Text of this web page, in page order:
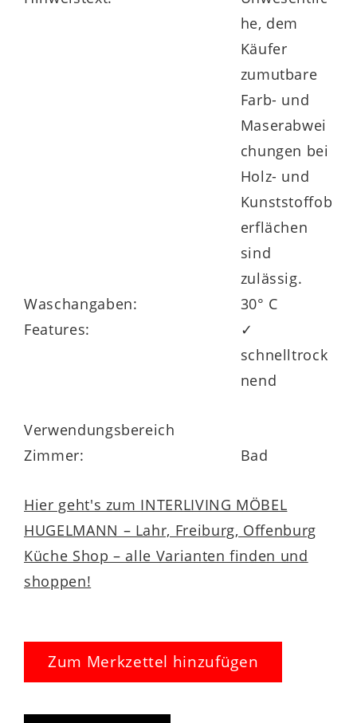
Das dreiteilige Handtuch-Set Provence
Honeycomb kann nicht nur inWeiß,
sondern auch in vielen weiteren Nuancen
he, dem
Käufer
zumutbare
Farb- und
Maserabwei
chungen bei
Holz- und
Kunststoffob
erflächen
sind
zulässig.
Waschangaben:
30° C
Features:
✓
schnelltrock
nend
Verwendungsbereich
Zimmer:
Bad
Hier geht's zum INTERLIVING MÖBEL
HUGELMANN – Lahr, Freiburg, Offenburg
Küche Shop – alle Varianten finden und
shoppen!
Zum Merkzettel hinzufügen